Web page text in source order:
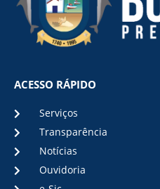
ACESSO RÁPIDO
Serviços
Transparência
Notícias
Ouvidoria